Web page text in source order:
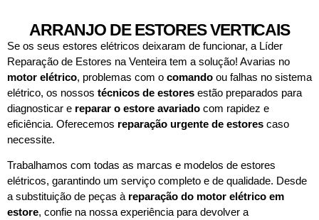
ARRANJO DE ESTORES VERTICAIS
Se os seus estores elétricos deixaram de funcionar, a Líder
Reparação de Estores na Venteira tem a solução! Avarias no
motor elétrico, problemas com o comando ou falhas no sistema
elétrico, os nossos técnicos de estores estão preparados para
diagnosticar e reparar o estore avariado com rapidez e
eficiência. Oferecemos reparação urgente de estores caso
necessite.
Trabalhamos com todas as marcas e modelos de estores
elétricos, garantindo um serviço completo e de qualidade. Desde
a substituição de peças à reparação do motor elétrico em
estore, confie na nossa experiência para devolver a